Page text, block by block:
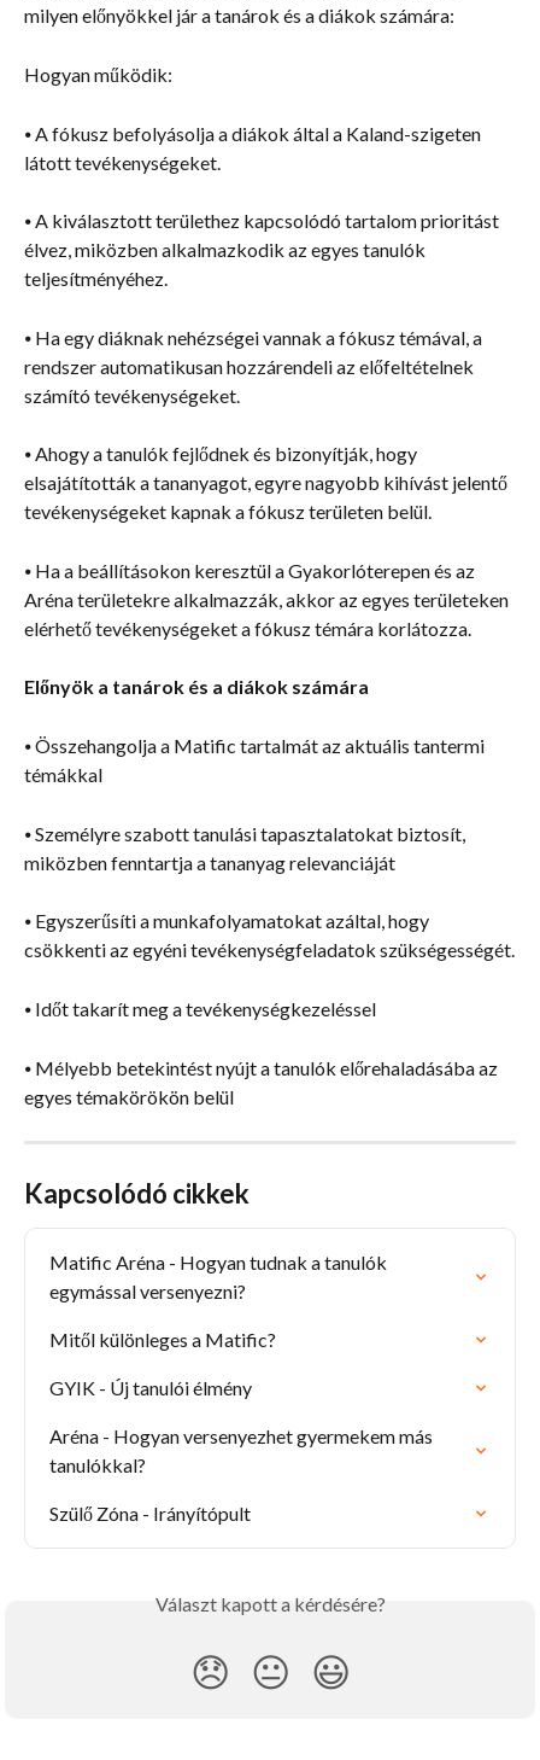
milyen előnyökkel jár a tanárok és a diákok számára:
Hogyan működik:
⦁ A fókusz befolyásolja a diákok által a Kaland-szigeten
látott tevékenységeket.
⦁ A kiválasztott területhez kapcsolódó tartalom prioritást
élvez, miközben alkalmazkodik az egyes tanulók
teljesítményéhez.
⦁ Ha egy diáknak nehézségei vannak a fókusz témával, a
rendszer automatikusan hozzárendeli az előfeltételnek
számító tevékenységeket.
⦁ Ahogy a tanulók fejlődnek és bizonyítják, hogy
elsajátították a tananyagot, egyre nagyobb kihívást jelentő
tevékenységeket kapnak a fókusz területen belül.
⦁ Ha a beállításokon keresztül a Gyakorlóterepen és az
Aréna területekre alkalmazzák, akkor az egyes területeken
elérhető tevékenységeket a fókusz témára korlátozza.
Előnyök a tanárok és a diákok számára
⦁ Összehangolja a Matific tartalmát az aktuális tantermi
témákkal
⦁ Személyre szabott tanulási tapasztalatokat biztosít,
miközben fenntartja a tananyag relevanciáját
⦁ Egyszerűsíti a munkafolyamatokat azáltal, hogy
csökkenti az egyéni tevékenységfeladatok szükségességét.
⦁ Időt takarít meg a tevékenységkezeléssel
⦁ Mélyebb betekintést nyújt a tanulók előrehaladásába az
egyes témakörökön belül
Kapcsolódó cikkek
Matific Aréna - Hogyan tudnak a tanulók
egymással versenyezni?
Mitől különleges a Matific?
GYIK - Új tanulói élmény
Aréna - Hogyan versenyezhet gyermekem más
tanulókkal?
Szülő Zóna - Irányítópult
Választ kapott a kérdésére?
😞 😐 😃